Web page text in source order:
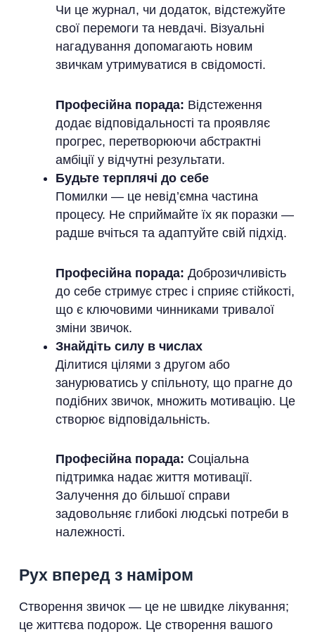
Чи це журнал, чи додаток, відстежуйте
свої перемоги та невдачі. Візуальні
нагадування допомагають новим
звичкам утримуватися в свідомості.
Професійна порада: Відстеження
додає відповідальності та проявляє
прогрес, перетворюючи абстрактні
амбіції у відчутні результати.
Будьте терплячі до себе
Помилки — це невід’ємна частина
процесу. Не сприймайте їх як поразки —
радше вчіться та адаптуйте свій підхід.
Професійна порада: Доброзичливість
до себе стримує стрес і сприяє стійкості,
що є ключовими чинниками тривалої
зміни звичок.
Знайдіть силу в числах
Ділитися цілями з другом або
занурюватись у спільноту, що прагне до
подібних звичок, множить мотивацію. Це
створює відповідальність.
Професійна порада: Соціальна
підтримка надає життя мотивації.
Залучення до більшої справи
задовольняє глибокі людські потреби в
належності.
Рух вперед з наміром
Створення звичок — це не швидке лікування;
це життєва подорож. Це створення вашого